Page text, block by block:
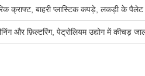
क्राफ्ट, बाहरी प्लास्टिक कपड़े, लकड़ी के पैलेट
और फ़िल्टरिंग, पेट्रोलियम उद्योग में कीचड़